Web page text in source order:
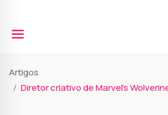
Artigos
Diretor criativo de Marvel's